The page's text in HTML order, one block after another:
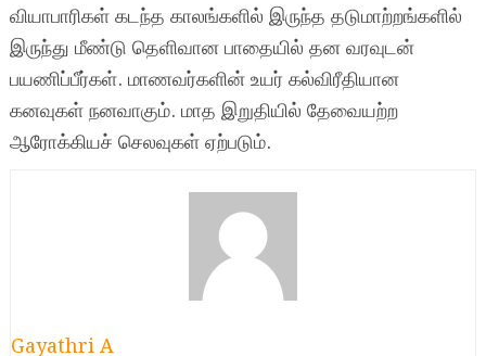
வியாபாரிகள் கடந்த காலங்களில் இருந்த தடுமாற்றங்களில்
இருந்து மீண்டு தெளிவான பாதையில் தன வரவுடன்
பயணிப்பீர்கள். மாணவர்களின் உயர் கல்விரீதியான
கனவுகள் நனவாகும். மாத இறுதியில் தேவையற்ற
ஆரோக்கியச் செலவுகள் ஏற்படும்.
Gayathri A